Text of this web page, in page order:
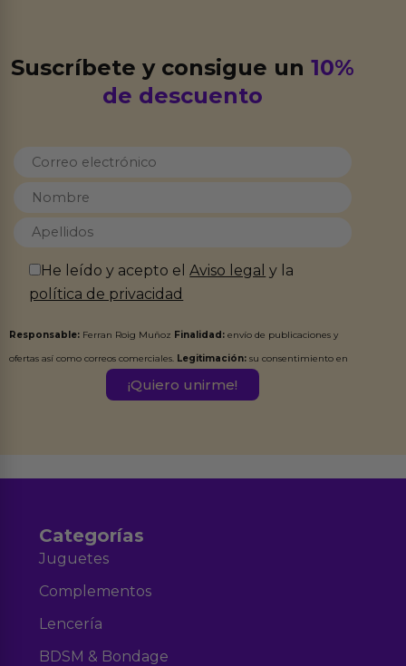
Suscríbete y consigue un10%
de descuento
He leído y acepto elAviso legal y la
política de privacidad
Responsable: Ferran Roig Muñoz Finalidad: envío de publicaciones y
ofertas así como correos comerciales. Legitimación: su consentimiento en
Destinatarios:Ferran Roig Muñoz. Podrás ejercer tus
Categorías
Juguetes
Complementos
Lencería
BDSM & Bondage